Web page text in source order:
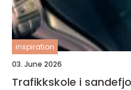
inspiration
03. June 2026
Trafikkskole i